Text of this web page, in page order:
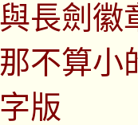
長劍徽
不算小
版